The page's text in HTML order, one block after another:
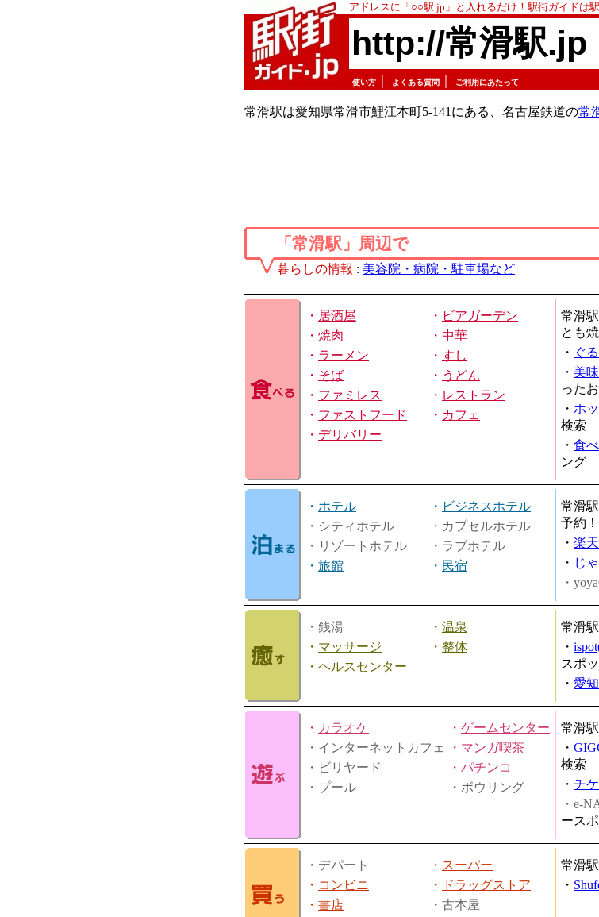
アドレスに「○○駅.jp」と入れるだけ！駅街ガイドは
http://常滑駅.jp
使い方 よくある質問 ご利用にあたって
常滑駅は愛知県常滑市鯉江本町5-141にある、名古屋鉄道の常
「常滑駅」周辺で
暮らしの情報 : 美容院・病院・駐車場など
・ 居酒屋 ・ ビアガーデン
・ 焼肉 ・ 中華
・ ラーメン ・ すし
・ そば ・ うどん
・ ファミレス ・ レストラン
・ ファストフード ・ カフェ
・ デリバリー
常滑
とも
・ ぐ
・ 美
った
・ ホ
検索
・ 食
ング
・ ホテル ・ ビジネスホテル
・シティホテル
・カプセルホテル
・リゾートホテル
・ラブホテル
・ 旅館 ・ 民宿
常滑
予約！
・ 楽
・ じ
・
・銭湯 ・ 温泉
・ マッサージ ・ 整体
・ ヘルスセンター
常滑
・
スポ
・ 愛
・ カラオケ ・ ゲームセンター
・インターネットカフェ
・ マンガ喫茶
・ビリヤード
・ パチンコ
・プール
・ボウリング
常滑
・
検索
・ チ
・e-
ース
・デパート ・ スーパー
・ コンビニ ・
ドラッグストア
・ 書店
・古本屋
常滑
・